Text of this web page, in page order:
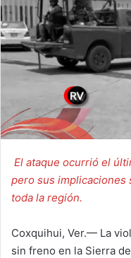
El ataque ocurrió el
pero sus implicaciones
toda la región.
Coxquihui, Ver.— La
sin freno en la Sierra